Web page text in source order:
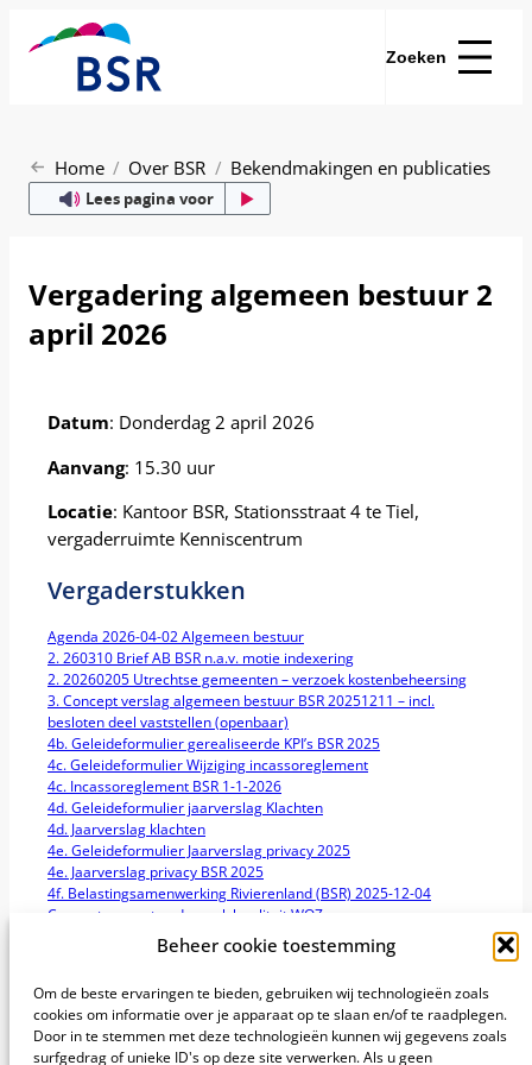
Beheer cookie toestemming
Om de beste ervaringen te bieden, gebruiken wij technologieën zoals
cookies om informatie over je apparaat op te slaan en/of te raadplegen.
Door in te stemmen met deze technologieën kunnen wij gegevens zoals
surfgedrag of unieke ID's op deze site verwerken. Als u geen
Zoeken
Home Over BSR Bekendmakingen en publicaties
Lees pagina voor
Vergadering algemeen bestuur 2
april 2026
Datum: Donderdag 2 april 2026
Aanvang: 15.30 uur
Locatie: Kantoor BSR, Stationsstraat 4 te Tiel,
vergaderruimte Kenniscentrum
Vergaderstukken
Agenda 2026-04-02 Algemeen bestuur
2. 260310 Brief AB BSR n.a.v. motie indexering
2. 20260205 Utrechtse gemeenten – verzoek kostenbeheersing
3. Concept verslag algemeen bestuur BSR 20251211 – incl.
besloten deel vaststellen (openbaar)
4b. Geleideformulier gerealiseerde KPI’s BSR 2025
4c. Geleideformulier Wijziging incassoreglement
4c. Incassoreglement BSR 1-1-2026
4d. Geleideformulier jaarverslag Klachten
4d. Jaarverslag klachten
4e. Geleideformulier Jaarverslag privacy 2025
4e. Jaarverslag privacy BSR 2025
4f. Belastingsamenwerking Rivierenland (BSR) 2025-12-04
Concept rapport onderzoek kwaliteit WOZ-processen
4f. Geleideformulier – ter kennisname rapport onderzoek kwaliteit
WOZ Waarderingskamer
wijziging GR 2027, samenwerkingsprotocol
5. Overzicht ingekomen zienswijzen 20260330 pdf
5. Avri – zienswijze toetreding 5 gemeenten en GR 2026 en 2027